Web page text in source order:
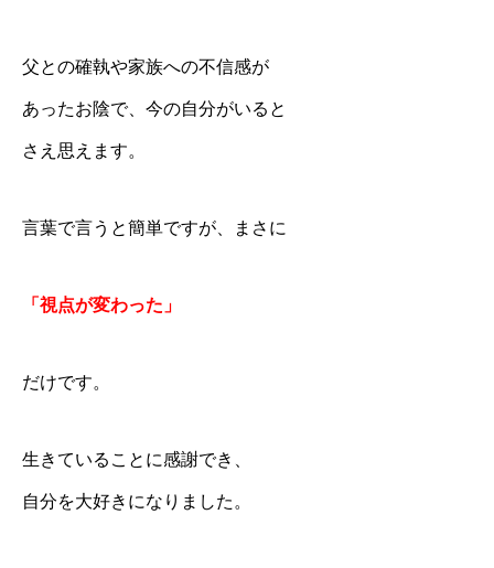
父との確執や家族への不信感が
あったお陰で、今の自分がいると
さえ思えます。
言葉で言うと簡単ですが、まさに
「視点が変わった」
だけです。
生きていることに感謝でき、
自分を大好きになりました。